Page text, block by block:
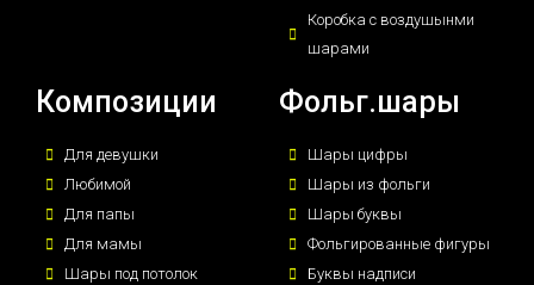
Коробка с воздушынми
шарами
Композиции
Для девушки
Любимой
Для папы
Для мамы
Шары под потолок
Фольг.шары
Шары цифры
Шары из фольги
Шары буквы
Фольгированные фигуры
Буквы надписи